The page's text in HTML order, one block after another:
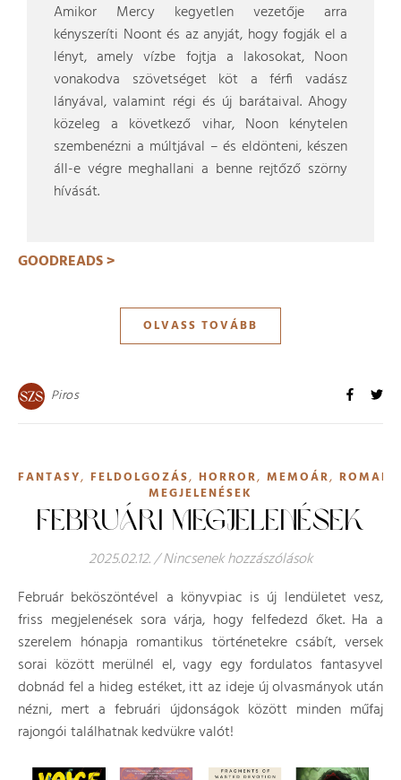
Amikor Mercy kegyetlen vezetője arra
kényszeríti Noont és az anyját, hogy fogják el a
lényt, amely vízbe fojtja a lakosokat, Noon
vonakodva szövetséget köt a férfi vadász
lányával, valamint régi és új barátaival. Ahogy
közeleg a következő vihar, Noon kénytelen
szembenézni a múltjával – és eldönteni, készen
áll-e végre meghallani a benne rejtőző szörny
hívását.
GOODREADS >
OLVASS TOVÁBB
Piros
FANTASY, FELDOLGOZÁS, HORROR, MEMOÁR,
MEGJELENÉSEK
FEBRUÁRI MEGJELENÉSEK
2025.02.12./Nincsenek hozzászólások
Február beköszöntével a könyvpiac is új lendületet vesz,
friss megjelenések sora várja, hogy felfedezd őket. Ha a
szerelem hónapja romantikus történetekre csábít, versek
sorai között merülnél el, vagy egy fordulatos fantasyvel
dobnád fel a hideg estéket, itt az ideje új olvasmányok után
nézni, mert a februári újdonságok között minden műfaj
rajongói találhatnak kedvükre valót!